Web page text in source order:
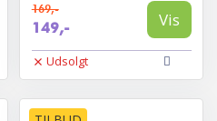
169,-
149,- Vis
Udsolgt